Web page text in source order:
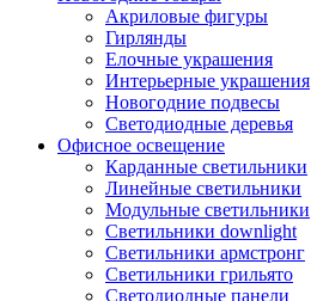
Акриловые фигуры
Гирлянды
Елочные украшения
Интерьерные украшения
Новогодние подвесы
Светодиодные деревья
Офисное освещение
Карданные светильники
Линейные светильники
Модульные светильники
Светильники downlight
Светильники армстронг
Светильники грильято
Светодиодные панели